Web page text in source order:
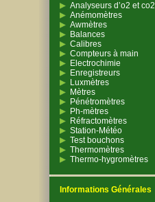
Analyseurs d’o2 et co2
Anémomètres
Awmètres
Balances
Calibres
Compteurs à main
Electrochimie
Enregistreurs
Luxmètres
Mètres
Pénétromètres
Ph-mètres
Réfractomètres
Station-Météo
Test bouchons
Thermomètres
Thermo-hygromètres
Informations Générales